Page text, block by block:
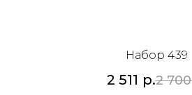
Набор 439
2 511 р.2 700